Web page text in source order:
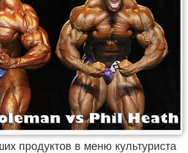
продуктов в меню культуриста